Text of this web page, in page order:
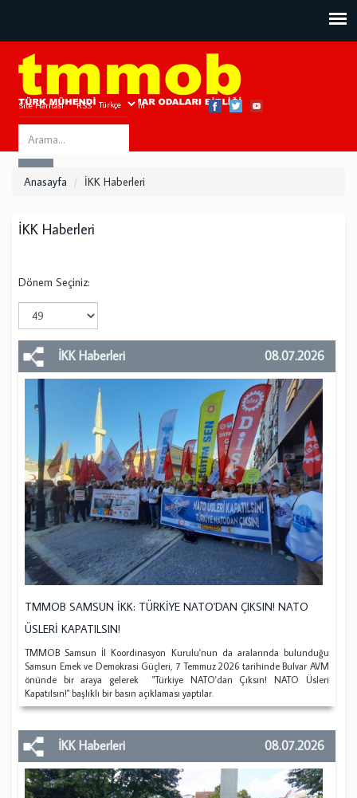
Site Haritası RSS Bize Ulaşın
Search
this
Anasayfa İKK Haberleri
İKK Haberleri
Dönem Seçiniz:
İKK Haberleri 08.07.2026
TMMOB SAMSUN İKK: TÜRKİYE NATO'DAN ÇIKSIN! NATO
ÜSLERİ KAPATILSIN!
TMMOB Samsun İl Koordinasyon Kurulu'nun da aralarında bulunduğu
Samsun Emek ve Demokrasi Güçleri, 7 Temmuz 2026 tarihinde Bulvar AVM
önünde bir araya gelerek "Türkiye NATO'dan Çıksın! NATO Üsleri
Kapatılsın!" başlıklı bir basın açıklaması yaptılar.
İKK Haberleri 08.07.2026